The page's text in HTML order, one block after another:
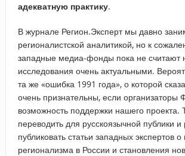
адекватную практику.
В журнале Регион.Эксперт мы давно
регионалистской аналитикой, но к
западные медиа-фонды пока не считают
исследования очень актуальными.
та же «ошибка 1991 года», о которой
очень признательны, если организаторы
возможность поддержки нашего проекта.
переводить для русскоязычной публики и
публиковать статьи западных экспертов о
регионализма в России и становления